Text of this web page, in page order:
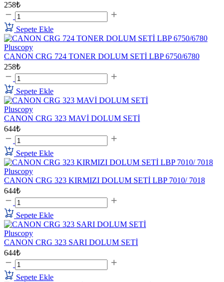
258₺
Sepete Ekle
Pluscopy
CANON CRG 724 TONER DOLUM SETİ LBP 6750/6780
258₺
Sepete Ekle
Pluscopy
CANON CRG 323 MAVİ DOLUM SETİ
644₺
Sepete Ekle
Pluscopy
CANON CRG 323 KIRMIZI DOLUM SETİ LBP 7010/ 7018
644₺
Sepete Ekle
Pluscopy
CANON CRG 323 SARI DOLUM SETİ
644₺
Sepete Ekle